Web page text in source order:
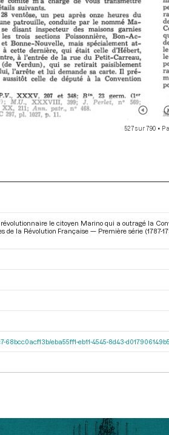
527 sur 790 •
le citoyen Marino qui a outragé la
de la Révolution Française — Première série (1787-
68bcc0acf13b/eba55ff1-eb11-4545-8d43-